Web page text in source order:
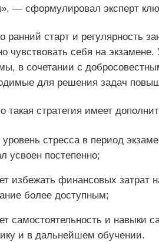
— сформулировал эксперт
старт и регулярность
чувствовать себя на
в сочетании с
для решения задач
такая стратегия имеет
стресса в период
усвоен постепенно;
избежать финансовых затрат
более доступным;
самостоятельность и навыки
и в дальнейшем обучении.